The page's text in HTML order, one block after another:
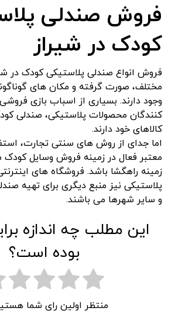
فروش صندلی
کودک در شیراز
فروش انواع صندلی پلاستیکی کودک در
مختلف، صورت گرفته و مکان های
وجود دارند. بسیاری از اسباب بازی
کنندگان محصولات پلاستیکی، صندلی
کالاهای خود دارند.
اما جدای از روش های سنتی تجارت،
معتبر فعال در زمینه فروش وسایل کودک
زمینه راهگشا باشد. فروشگاه های
پلاستیکی نیز منبع دیگری برای تهیه
و سایر شهرها می باشند.
این مطلب چه اندازه
بوده است؟
منتظر اولین رای شما